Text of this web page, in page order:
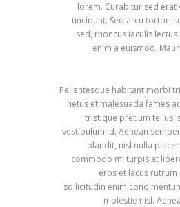
lorem. Curabitur sed erat
tincidunt. Sed arcu tortor,
sed, rhoncus iaculis
enim a euismod.
Pellentesque habitant morbi
netus et malesuada fames
tristique pretium tellus,
vestibulum id. Aenean
blandit, nisl nulla
commodo mi turpis at
eros et lacus
sollicitudin enim
molestie nisl.